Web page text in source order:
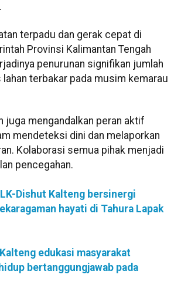
terpadu dan gerak cepat di
Provinsi Kalimantan Tengah
penurunan signifikan jumlah
terbakar pada musim kemarau
juga mengandalkan peran aktif
mendeteksi dini dan melaporkan
Kolaborasi semua pihak menjadi
pencegahan.
Dishut Kalteng bersinergi
hayati di Tahura Lapak
Kalteng edukasi masyarakat
bertanggungjawab pada